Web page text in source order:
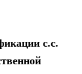
с.с.